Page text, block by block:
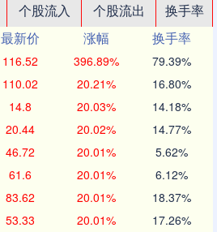
个股流入 个股流出
换手率
最新价 涨幅
换手率
116.52 396.89% 79.39%
110.02 20.21% 16.80%
14.8 20.03% 14.18%
20.44 20.02% 14.77%
46.72 20.01% 5.62%
61.6 20.01% 6.12%
83.62 20.01% 18.37%
53.33 20.01% 17.26%